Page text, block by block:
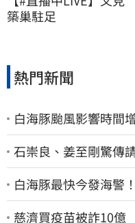
築巢駐足
熱門新聞
白海豚颱風影響時
石崇良、姜至剛驚傳
白海豚最快今發海警
慈濟買疫苗被詐10